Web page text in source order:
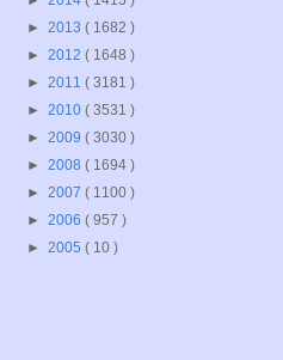
► 2013 ( 1682 )
► 2012 ( 1648 )
► 2011 ( 3181 )
► 2010 ( 3531 )
► 2009 ( 3030 )
► 2008 ( 1694 )
► 2007 ( 1100 )
► 2006 ( 957 )
► 2005 ( 10 )